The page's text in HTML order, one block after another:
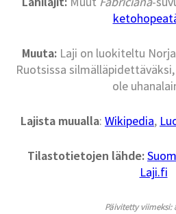
Muuta:Laji on luokiteltu
Ruotsissa
ole
Lajista muualla: Wikipedia,
Tilastotietojen lähde:
Laji.fi
Päivitetty viimeksi: